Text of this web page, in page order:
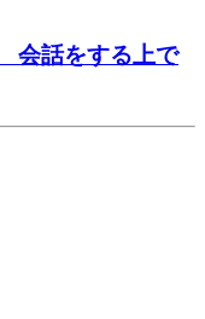
会話をする上で